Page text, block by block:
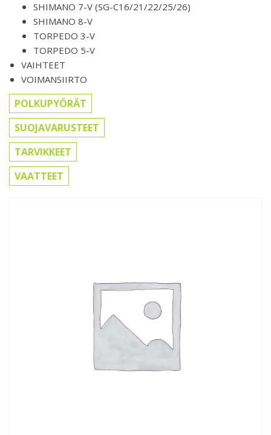
SHIMANO 7-V (SG-C16/21/22/25/26)
SHIMANO 8-V
TORPEDO 3-V
TORPEDO 5-V
VAIHTEET
VOIMANSIIRTO
POLKUPYÖRÄT
SUOJAVARUSTEET
TARVIKKEET
VAATTEET